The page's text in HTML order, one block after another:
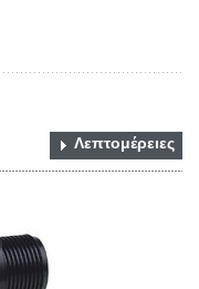
Λεπτομέρειες